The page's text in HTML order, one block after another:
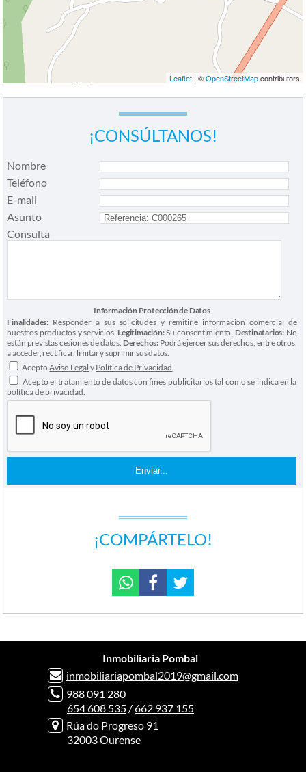
Leaflet| ©OpenStreetMapcontributors
¡COMPÁRTELO!
¡CONSÚLTANOS!
Nombre
Teléfono
E-mail
Asunto
Consulta
Información Protección de Datos
Finalidades: Responder a sus solicitudes y remitirle información comercial de
nuestros productos y servicios. Legitimación:Su consentimiento. Destinatarios:No
están previstas cesiones de datos. Derechos: Podrá ejercer sus derechos, entre otros,
a acceder, rectificar, limitar y suprimir sus datos.
AceptoAviso Legal y Política de Privacidad
Acepto el tratamiento de datos con fines publicitarios tal como se indica en la
política de privacidad.
Inmobiliaria Pombal
inmobiliariapombal2019@gmail.com
988 091 280
654 608 535 /662 937 155
Rúa do Progreso 91
32003 Ourense